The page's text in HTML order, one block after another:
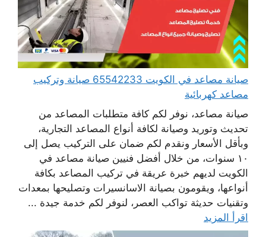
صيانة مصاعد في الكويت 65542233 صيانة وتركيب
مصاعد كهربائية
صيانة مصاعد، نوفر لكم كافة متطلبات المصاعد من
تحديث وتوريد وصيانة لكافة أنواع المصاعد التجارية،
وبأقل الأسعار ونقدم لكم ضمان على التركيب يصل إلى
١٠ سنوات، من خلال أفضل فنيين صيانة مصاعد في
الكويت لديهم خبرة عريقة في تركيب المصاعد بكافة
أنواعها، ويقومون بصيانة الاسانسيرات وتصليحها بمعدات
وتقنيات حديثة تواكب العصر، لنوفر لكم خدمة جيدة ...
اقرأ المزيد